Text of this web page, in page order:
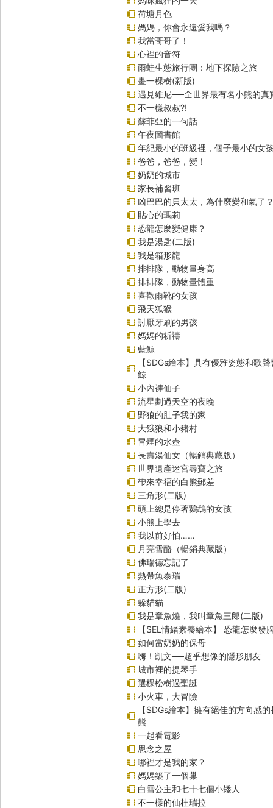
荷塘月色
媽媽，你會永遠愛我嗎？
我當哥哥了！
心裡的音符
雨蛙生態旅行團：地下探險之旅
畫一棵樹(新版)
遇見維尼──全世界最有名小熊的真
不一樣叔叔?!
蘇菲亞的一句話
午夜圖書館
年紀最小的班級裡，個子最小的女
爸爸，爸爸，變！
奶奶的城市
家長補習班
凶巴巴的貝太太，為什麼變和氣了
貼心的瑪莉
恐龍怎麼變健康？
我是湯匙(二版)
我是箱形龍
排排隊，動物量身高
排排隊，動物量體重
喜歡雨靴的女孩
飛天狐猴
討厭牙刷的男孩
媽媽的祈禱
藍鯨
【SDGs繪本】具有優雅姿態和歌
鯨
小內褲仙子
流星劃過天空的夜晚
野狼的肚子我的家
大餓狼和小豬村
冒煙的水壺
長壽湯仙女（暢銷典藏版）
世界遺產迷宮尋寶之旅
帶來幸福的白熊郵差
三角形(二版)
頭上總是停著鸚鵡的女孩
小熊上學去
我以前好怕……
月亮雪酪（暢銷典藏版）
佛瑞德忘記了
熱帶魚泰瑞
正方形(二版)
躲貓貓
我是章魚燒，我叫章魚三郎(二版)
【SEL情緒素養繪本】 恐龍怎麼發
如何當奶奶的保母
嗨！凱文──超乎想像的隱形朋友
城市裡的提琴手
選棵松樹過聖誕
小火車，大冒險
【SDGs繪本】擁有絕佳的方向感
熊
一起看電影
思念之屋
哪裡才是我的家？
媽媽築了一個巢
白雪公主和七十七個小矮人
不一樣的仙杜瑞拉